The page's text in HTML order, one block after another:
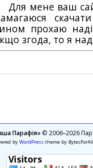
Для мене ваш
прохаю
згода, то я
Парафія»© 2006–2026
by WordPresstheme by